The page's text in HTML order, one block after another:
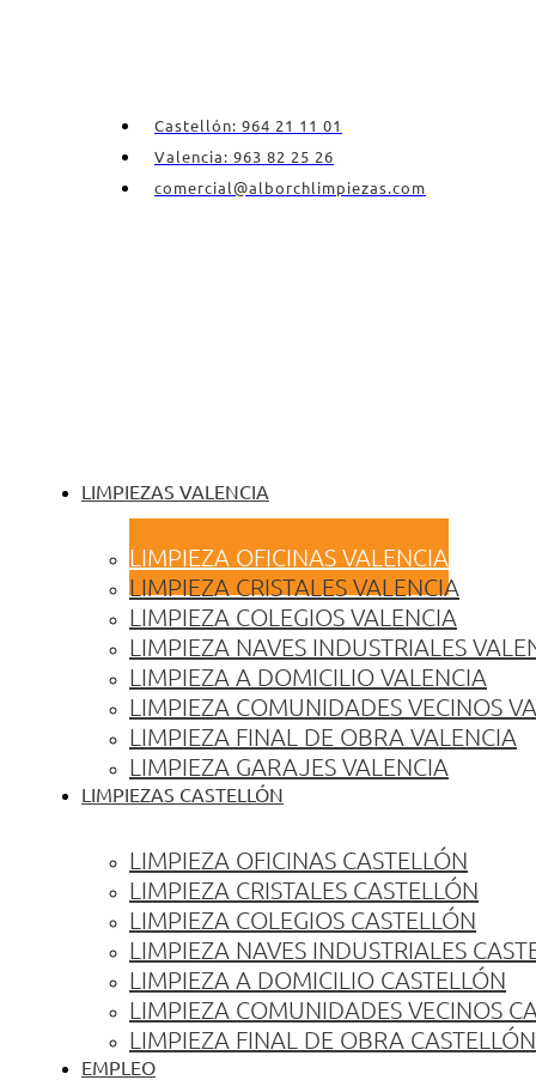
Castellón: 964 21 11 01
Valencia: 963 82 25 26
comercial@alborchlimpiezas.com
LIMPIEZAS VALENCIA
LIMPIEZA OFICINAS VALENCIA
LIMPIEZA CRISTALES VALENCIA
LIMPIEZA COLEGIOS VALENCIA
LIMPIEZA NAVES INDUSTRIALES
LIMPIEZA A DOMICILIO VALENCIA
LIMPIEZA COMUNIDADES VECINOS
LIMPIEZA FINAL DE OBRA VALENCIA
LIMPIEZA GARAJES VALENCIA
LIMPIEZAS CASTELLÓN
LIMPIEZA OFICINAS CASTELLÓN
LIMPIEZA CRISTALES CASTELLÓN
LIMPIEZA COLEGIOS CASTELLÓN
LIMPIEZA NAVES INDUSTRIALES
LIMPIEZA A DOMICILIO CASTELLÓN
LIMPIEZA COMUNIDADES VECINOS
LIMPIEZA FINAL DE OBRA CASTELLÓN
EMPLEO